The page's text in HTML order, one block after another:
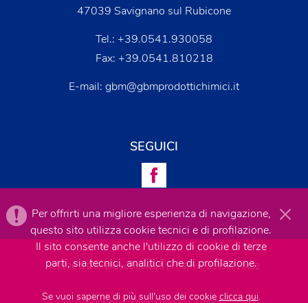
47039 Savignano sul Rubicone
Tel.: +39.0541.930058
Fax: +39.0541.810218
E-mail: gbm@gbmprodottichimici.it
SEGUICI
© 2026 G.B.M. Elettrochimica S.r.l. - P.IVA: 00958710402
Cookies-Privacy policy-Credits
Per offrirti una migliore esperienza di navigazione,
questo sito utilizza cookie tecnici e di profilazione.
Il sito consente anche l'utilizzo di cookie di terze
parti, sia tecnici, analitici che di profilazione.
Se vuoi saperne di più sull'uso dei cookieclicca qui.